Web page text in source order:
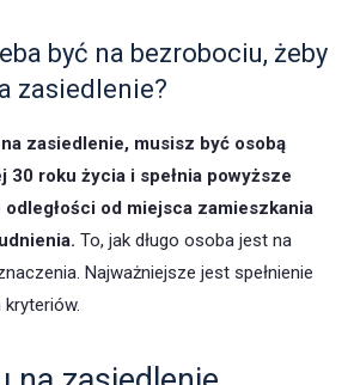
być na bezrobociu, żeby
zasiedlenie?
zasiedlenie, musisz być osobą
30 roku życia i spełnia powyższe
od miejsca zamieszkania
To, jak długo osoba jest na
Najważniejsze jest spełnienie